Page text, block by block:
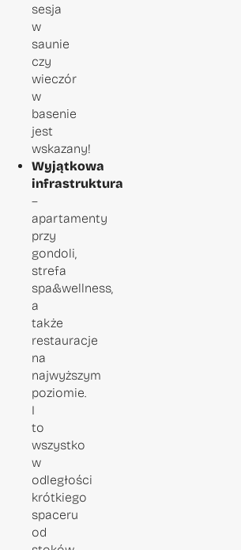
sesja
w
saunie
czy
wieczór
w
basenie
jest
wskazany!
Wyjątkowa
infrastruktura
–
apartamenty
przy
gondoli,
strefa
spa&wellness,
a
także
restauracje
na
najwyższym
poziomie.
I
to
wszystko
w
odległości
krótkiego
spaceru
od